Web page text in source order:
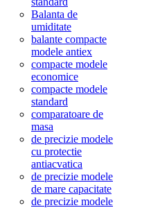
Balanta de
umiditate
balante compacte
modele antiex
compacte modele
economice
compacte modele
standard
comparatoare de
masa
de precizie modele
cu protectie
antiacvatica
de precizie modele
de mare capacitate
de precizie modele